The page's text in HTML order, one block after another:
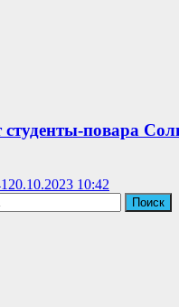
студенты-повара
20.10.2023 10:42